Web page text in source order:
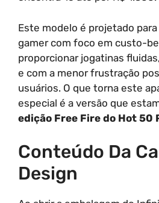
Este modelo é projetado
gamer com foco em custo-
proporcionar jogatinas
e com a menor frustração
usuários. O que torna este
especial é a versão que
edição Free Fire do Hot 50
Conteúdo Da
Design